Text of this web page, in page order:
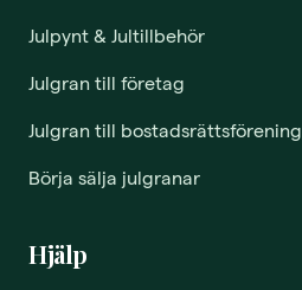
Julpynt & Jultillbehör
Julgran till företag
Julgran till bostadsrättsförening
Börja sälja julgranar
Hjälp